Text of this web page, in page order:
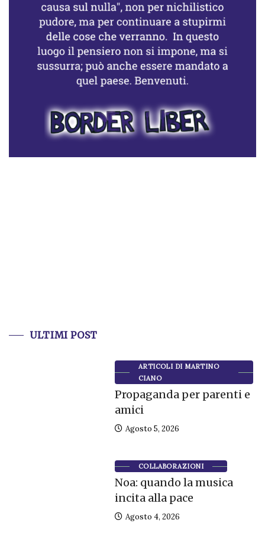
ULTIMI POST
ARTICOLI DI MARTINO
CIANO
Propaganda per parenti e
amici
Agosto 5, 2026
COLLABORAZIONI
Noa: quando la musica
incita alla pace
Agosto 4, 2026